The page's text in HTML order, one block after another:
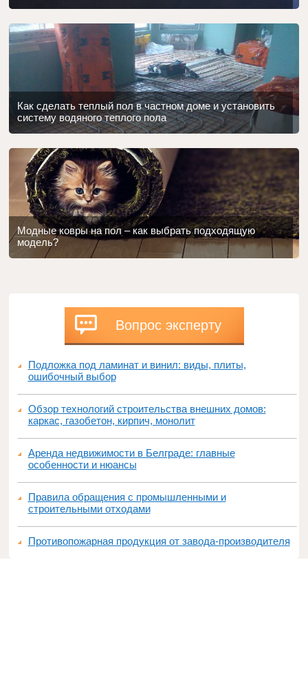
Как сделать теплый пол в частном доме и установить
систему водяного теплого пола
Модные ковры на пол – как выбрать подходящую
модель?
Вопрос эксперту
Подложка под ламинат и винил: виды, плиты,
ошибочный выбор
Обзор технологий строительства внешних домов:
каркас, газобетон, кирпич, монолит
Аренда недвижимости в Белграде: главные
особенности и нюансы
Правила обращения с промышленными и
строительными отходами
Противопожарная продукция от завода-производителя